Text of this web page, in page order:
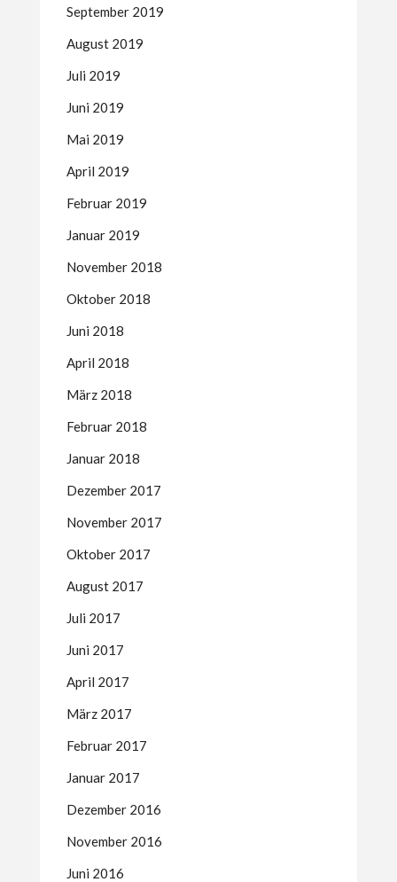
September 2019
August 2019
Juli 2019
Juni 2019
Mai 2019
April 2019
Februar 2019
Januar 2019
November 2018
Oktober 2018
Juni 2018
April 2018
März 2018
Februar 2018
Januar 2018
Dezember 2017
November 2017
Oktober 2017
August 2017
Juli 2017
Juni 2017
April 2017
März 2017
Februar 2017
Januar 2017
Dezember 2016
November 2016
Juni 2016